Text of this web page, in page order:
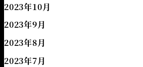
2023年10月
2023年9月
2023年8月
2023年7月